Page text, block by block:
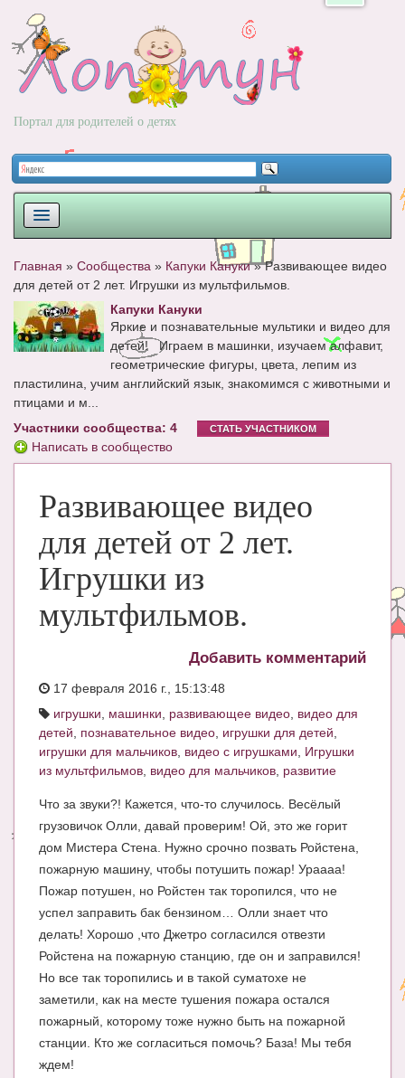
Портал для родителей о детях
РОДЫ
НОВОРОЖДЕННЫЙ
ВОПРОС-ОТВЕТ
ЧАТ
КНИГИ
Рекомендовано
ПСИХОЛОГИЯ
ЗДОРОВЬЕ
МОДА И КРАСОТА
БЛОГИ
БЕРЕМЕННОСТЬ
Календарь беременности
Энциклопедия
МАМИНА БИБЛИОТЕКА
Имена. Святцы
Энциклопедия беременных
Мамина энциклопедия
СЕРВИСЫ И ПРИЛОЖЕНИЯ
Сервис. Оценка роста и веса ребенка
Главная » Сообщества » Капуки Кануки»Развивающее видео
для детей от 2 лет. Игрушки из мультфильмов.
Капуки Кануки
Яркие и познавательные мультики и видео для
детей! Играем в машинки, изучаем алфавит,
геометрические фигуры, цвета, лепим из
пластилина, учим английский язык, знакомимся с животными и
птицами и м...
Участники сообщества: 4
СТАТЬ УЧАСТНИКОМ
Написать в сообщество
Развивающее видео
для детей от 2 лет.
Игрушки из
мультфильмов.
Добавить комментарий
17 февраля 2016 г., 15:13:48
игрушки
машинки развивающее видео видео для
детей
познавательное видео игрушки для детей
игрушки для мальчиков видео с игрушками
Игрушки
из мультфильмов видео для мальчиков развитие
Что за звуки?! Кажется, что-то случилось. Весёлый
грузовичок Олли, давай проверим! Ой, это же горит
дом Мистера Стена. Нужно срочно позвать Ройстена,
пожарную машину, чтобы потушить пожар! Ураааа!
Пожар потушен, но Ройстен так торопился, что не
успел заправить бак бензином… Олли знает что
делать! Хорошо ,что Джетро согласился отвезти
Ройстена на пожарную станцию, где он и заправился!
Но все так торопились и в такой суматохе не
заметили, как на месте тушения пожара остался
пожарный, которому тоже нужно быть на пожарной
станции. Кто же согласиться помочь? База! Мы тебя
ждем!